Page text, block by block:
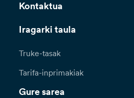
Kontaktua
Iragarki taula
Truke-tasak
Tarifa-inprimakiak
Gure sarea